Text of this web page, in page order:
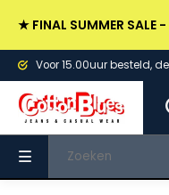
★ FINAL SUMMER
Voor 15.00uur besteld,